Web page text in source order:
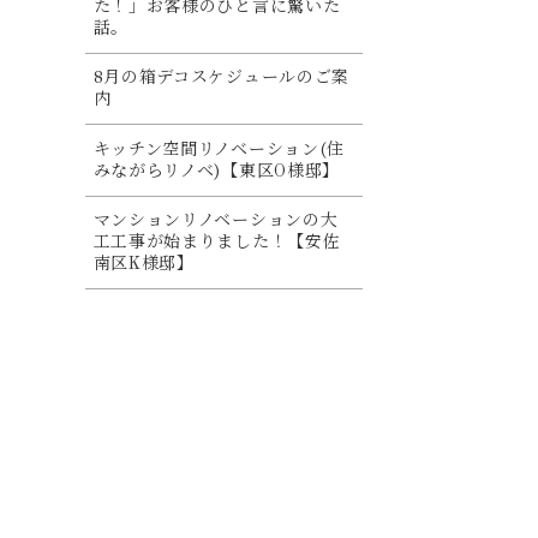
た！」お客様のひと言に驚いた
話。
8月の箱デコスケジュールのご案
内
キッチン空間リノベーション(住
みながらリノベ)【東区O様邸】
マンションリノベーションの大
工工事が始まりました！【安佐
南区K様邸】